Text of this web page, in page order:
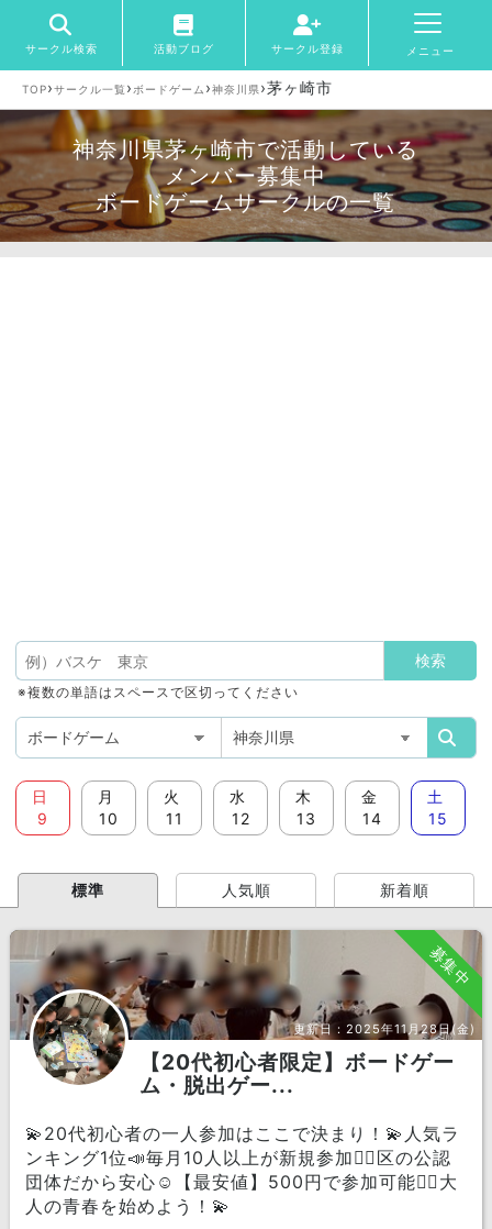
サークル検索 活動ブログ サークル登録 メニュー
TOP›サークル一覧 › ボードゲーム ›神奈川県›茅ヶ崎市
神奈川県茅ヶ崎市で活動している
メンバー募集中
ボードゲームサークルの一覧
※複数の単語はスペースで区切ってください
日
9
月
10
火
11
水
12
木
13
金
14
土
15
標準 人気順 新着順
募集中
更新日：2025年11月28日(金)
【20代初心者限定】ボードゲー
ム・脱出ゲー...
💫20代初心者の一人参加はここで決まり！💫人気ラ
ンキング1位📣毎月10人以上が新規参加🏃‍♀️区の公認
団体だから安心☺️【最安値】500円で参加可能🙆‍♀️大
人の青春を始めよう！💫